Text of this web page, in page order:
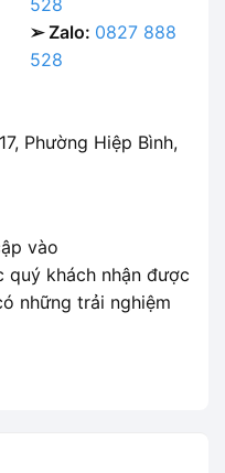
➢ Zalo: 0827 888
528
Phường Hiệp Bình,
vào
quý khách nhận được
những trải nghiệm